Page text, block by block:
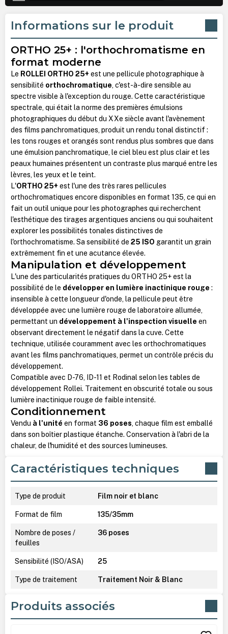
Informations sur le produit
ORTHO 25+ : l'orthochromatisme en
format moderne
Le ROLLEI ORTHO 25+ est une pellicule photographique à
sensibilité orthochromatique, c'est-à-dire sensible au
spectre visible à l'exception du rouge. Cette caractéristique
spectrale, qui était la norme des premières émulsions
photographiques du début du XXe siècle avant l'avènement
des films panchromatiques, produit un rendu tonal distinctif :
les tons rouges et orangés sont rendus plus sombres que dans
une émulsion panchromatique, le ciel bleu est plus clair et les
peaux humaines présentent un contraste plus marqué entre les
lèvres, les yeux et le teint.
L'ORTHO 25+ est l'une des très rares pellicules
orthochromatiques encore disponibles en format 135, ce qui en
fait un outil unique pour les photographes qui recherchent
l'esthétique des tirages argentiques anciens ou qui souhaitent
explorer les possibilités tonales distinctives de
l'orthochromatisme. Sa sensibilité de 25 ISO garantit un grain
extrêmement fin et une acutance élevée.
Manipulation et développement
L'une des particularités pratiques du ORTHO 25+ est la
possibilité de le développer en lumière inactinique rouge :
insensible à cette longueur d'onde, la pellicule peut être
développée avec une lumière rouge de laboratoire allumée,
permettant un développement à l'inspection visuelle en
observant directement le négatif dans la cuve. Cette
technique, utilisée couramment avec les orthochromatiques
avant les films panchromatiques, permet un contrôle précis du
développement.
Compatible avec D-76, ID-11 et Rodinal selon les tables de
développement Rollei. Traitement en obscurité totale ou sous
lumière inactinique rouge de faible intensité.
Conditionnement
Vendu à l'unité en format 36 poses, chaque film est emballé
dans son boîtier plastique étanche. Conservation à l'abri de la
chaleur, de l'humidité et des sources lumineuses.
Caractéristiques techniques
Type de produit Film noir et blanc
Format de film 135/35mm
Nombre de poses /
feuilles
36 poses
Sensibilité (ISO/ASA) 25
Type de traitement Traitement Noir & Blanc
Produits associés